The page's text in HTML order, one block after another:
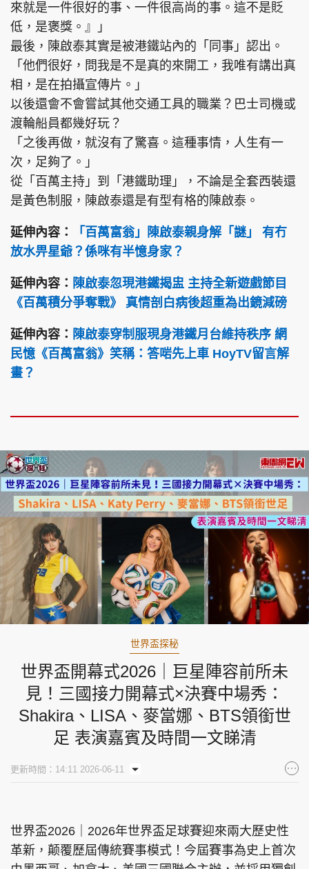
來就是一件很好的事、一件很高尚的事。這不是貶
低，是褒獎。』」
最後，陳啟泰其實是被港鐵站內的「同事」認出。
「他們很好，問我是不是真的來開工，我唯有講出真
相，是在拍攝宣傳片。」
以後還會不會嘗試其他交通工具的職業？巴士司機或
渡輪船員都幾好玩？
「之後再做，就沒有了驚喜。這種事情，人生有一
次，足夠了。」
從「百萬主持」到「港鐵助理」，不論是全套西裝還
是黃色制服，陳啟泰還是有型有格的陳啟泰。
延伸內容：
「百萬富翁」陳啟泰親身解「謎」 有冇
放水畀星爺？係咪有半憶身家？
延伸內容： 陳啟泰忽現港鐵揭盅 主持全新遊戲節目
《百萬積分爭奪戰》 真情剖白病後超重為出鏡減磅
延伸內容： 陳啟泰穿制服現身港鐵月台維持秩序 網
民憶《百萬富翁》笑稱：答啱先上車 HoyTV留言解
畫？
世界盃探秘
世界盃開幕式2026｜巨星陣容前所未
見！三國接力開幕式×決賽中場秀：
Shakira、LISA、麥當娜、BTS領銜世
足 表演嘉賓及時間一文睇清
更新時間：14:11 2026-06-11
世界盃2026｜2026年世界盃足球賽迎來兩大歷史性
革新，颠覆歷屆傳統賽事模式！今屆賽事為史上首次